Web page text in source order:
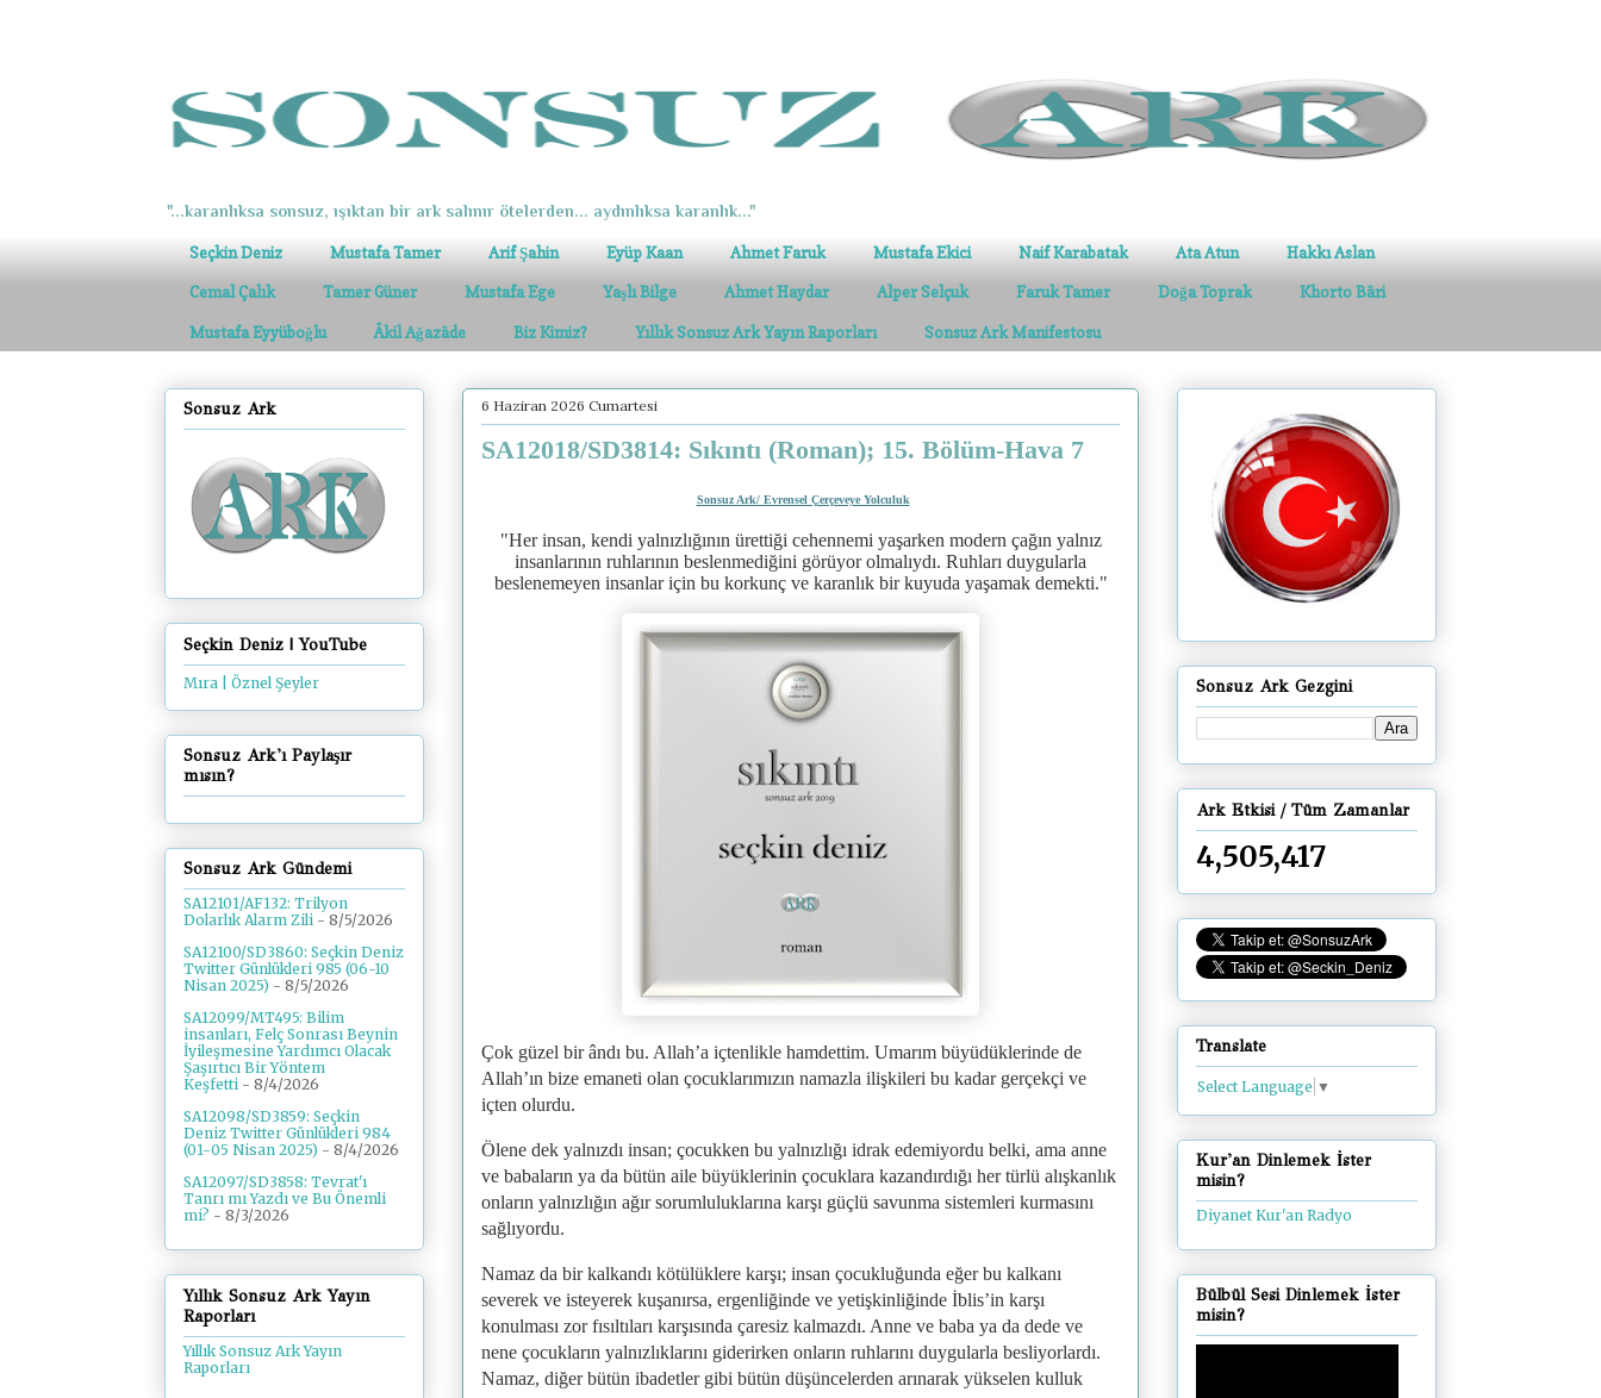
"...karanlıksa sonsuz, ışıktan bir ark salınır ötelerden... aydınlıksa karanlık..."
Seçkin Deniz Mustafa Tamer Arif Şahin Eyüp Kaan Ahmet Faruk Mustafa Ekici Naif Karabatak Ata Atun Hakkı Aslan
Cemal Çalık Tamer Güner Mustafa Ege Yaşlı Bilge Ahmet Haydar Alper Selçuk Faruk Tamer Doğa Toprak Khorto Bâri
Mustafa Eyyüboğlu Âkil Ağazâde Biz Kimiz? Yıllık Sonsuz Ark Yayın Raporları Sonsuz Ark Manifestosu
6 Haziran 2026 Cumartesi
SA12018/SD3814: Sıkıntı (Roman); 15. Bölüm-Hava 7
Sonsuz Ark/ Evrensel Çerçeveye Yolculuk
"Her insan, kendi yalnızlığının ürettiği cehennemi yaşarken modern çağın yalnız
insanlarının ruhlarının beslenmediğini görüyor olmalıydı. Ruhları duygularla
beslenemeyen insanlar için bu korkunç ve karanlık bir kuyuda yaşamak demekti."
Çok güzel bir ândı bu. Allah’a içtenlikle hamdettim. Umarım büyüdüklerinde de
Allah’ın bize emaneti olan çocuklarımızın namazla ilişkileri bu kadar gerçekçi ve
içten olurdu.
Ölene dek yalnızdı insan; çocukken bu yalnızlığı idrak edemiyordu belki, ama anne
ve babaların ya da bütün aile büyüklerinin çocuklara kazandırdığı her türlü alışkanlık
onların yalnızlığın ağır sorumluluklarına karşı güçlü savunma sistemleri kurmasını
sağlıyordu.
Namaz da bir kalkandı kötülüklere karşı; insan çocukluğunda eğer bu kalkanı
severek ve isteyerek kuşanırsa, ergenliğinde ve yetişkinliğinde İblis’in karşı
konulması zor fısıltıları karşısında çaresiz kalmazdı. Anne ve baba ya da dede ve
nene çocukların yalnızlıklarını giderirken onların ruhlarını duygularla besliyorlardı.
Namaz, diğer bütün ibadetler gibi bütün düşüncelerden arınarak yükselen kulluk
Sonsuz Ark
Seçkin Deniz | YouTube
Mıra | Öznel Şeyler
Sonsuz Ark'ı Paylaşır
mısın?
Sonsuz Ark Gündemi
SA12101/AF132: Trilyon
Dolarlık Alarm Zili - 8/5/2026
SA12100/SD3860: Seçkin Deniz
Twitter Günlükleri 985 (06-10
Nisan 2025) - 8/5/2026
SA12099/MT495: Bilim
insanları, Felç Sonrası Beynin
İyileşmesine Yardımcı Olacak
Şaşırtıcı Bir Yöntem
Keşfetti - 8/4/2026
SA12098/SD3859: Seçkin
Deniz Twitter Günlükleri 984
(01-05 Nisan 2025) - 8/4/2026
SA12097/SD3858: Tevrat'ı
Tanrı mı Yazdı ve Bu Önemli
mi? - 8/3/2026
Yıllık Sonsuz Ark Yayın
Raporları
Yıllık Sonsuz Ark Yayın
Raporları
Sonsuz Ark Gezgini
Ark Etkisi / Tüm Zamanlar
4,505,417
Translate
Select Language ▼
Kur'an Dinlemek İster
misin?
Diyanet Kur'an Radyo
Bülbül Sesi Dinlemek İster
misin?